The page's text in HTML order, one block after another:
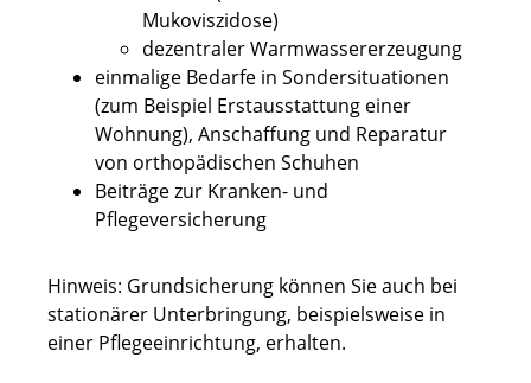
Mukoviszidose)
dezentraler Warmwassererzeugung
einmalige Bedarfe in Sondersituationen
(zum Beispiel Erstausstattung einer
Wohnung), Anschaffung und Reparatur
von orthopädischen Schuhen
Beiträge zur Kranken- und
Pflegeversicherung
Hinweis: Grundsicherung können Sie auch bei
stationärer Unterbringung, beispielsweise in
einer Pflegeeinrichtung, erhalten.